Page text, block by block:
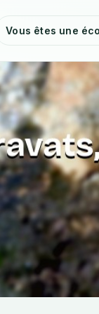
Vous êtes une